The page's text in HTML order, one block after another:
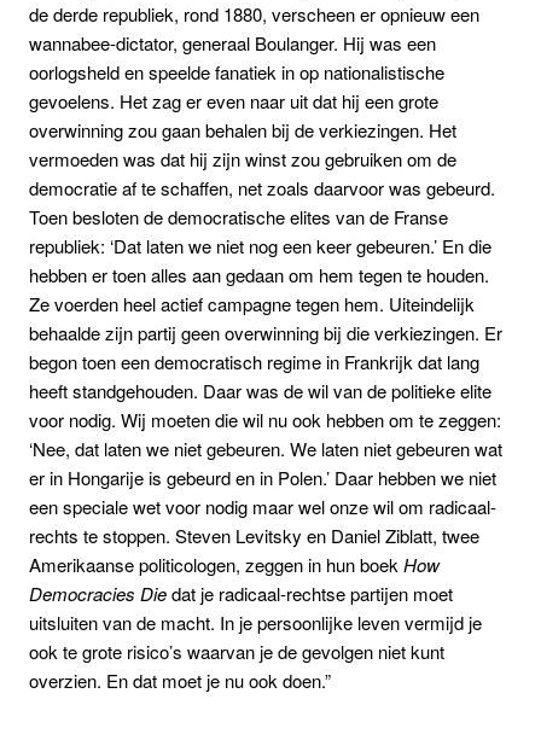
de derde republiek, rond 1880, verscheen er opnieuw een
wannabee-dictator, generaal Boulanger. Hij was een
oorlogsheld en speelde fanatiek in op nationalistische
gevoelens. Het zag er even naar uit dat hij een grote
overwinning zou gaan behalen bij de verkiezingen. Het
vermoeden was dat hij zijn winst zou gebruiken om de
democratie af te schaffen, net zoals daarvoor was gebeurd.
Toen besloten de democratische elites van de Franse
republiek: ‘Dat laten we niet nog een keer gebeuren.’ En die
hebben er toen alles aan gedaan om hem tegen te houden.
Ze voerden heel actief campagne tegen hem. Uiteindelijk
behaalde zijn partij geen overwinning bij die verkiezingen. Er
begon toen een democratisch regime in Frankrijk dat lang
heeft standgehouden. Daar was de wil van de politieke elite
voor nodig. Wij moeten die wil nu ook hebben om te zeggen:
‘Nee, dat laten we niet gebeuren. We laten niet gebeuren wat
er in Hongarije is gebeurd en in Polen.’ Daar hebben we niet
een speciale wet voor nodig maar wel onze wil om radicaal-
rechts te stoppen. Steven Levitsky en Daniel Ziblatt, twee
Amerikaanse politicologen, zeggen in hun boekHow
Democracies Diedat je radicaal-rechtse partijen moet
uitsluiten van de macht. In je persoonlijke leven vermijd je
ook te grote risico’s waarvan je de gevolgen niet kunt
overzien. En dat moet je nu ook doen.”